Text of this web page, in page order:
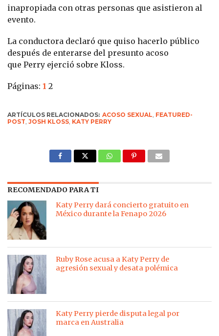
inapropiada con otras personas que asistieron al
evento.
La conductora declaró que quiso hacerlo público
después de enterarse del presunto acoso
que Perry ejerció sobre Kloss.
Páginas:1 2
ARTÍCULOS RELACIONADOS: ACOSO SEXUAL FEATURED-
POST ,JOSH KLOSS KATY PERRY
RECOMENDADO PARA TI
Katy Perry dará concierto gratuito en
México durante la Fenapo 2026
Ruby Rose acusa a Katy Perry de
agresión sexual y desata polémica
Katy Perry pierde disputa legal por
marca en Australia